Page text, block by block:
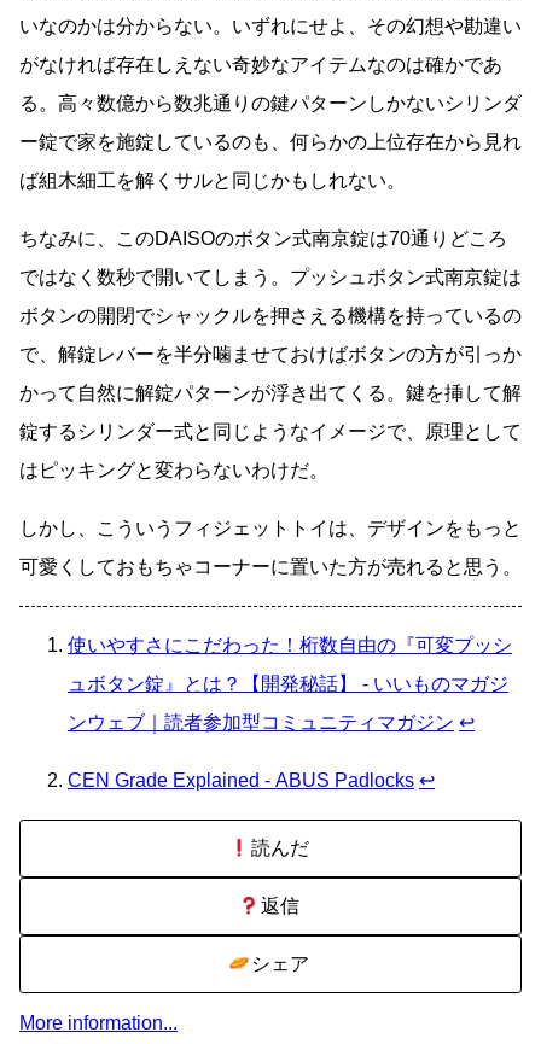
いなのかは分からない。いずれにせよ、その幻想や勘違い
がなければ存在しえない奇妙なアイテムなのは確かであ
る。高々数億から数兆通りの鍵パターンしかないシリンダ
ー錠で家を施錠しているのも、何らかの上位存在から見れ
ば組木細工を解くサルと同じかもしれない。
ちなみに、このDAISOのボタン式南京錠は70通りどころ
ではなく数秒で開いてしまう。プッシュボタン式南京錠は
ボタンの開閉でシャックルを押さえる機構を持っているの
で、解錠レバーを半分噛ませておけばボタンの方が引っか
かって自然に解錠パターンが浮き出てくる。鍵を挿して解
錠するシリンダー式と同じようなイメージで、原理として
はピッキングと変わらないわけだ。
しかし、こういうフィジェットトイは、デザインをもっと
可愛くしておもちゃコーナーに置いた方が売れると思う。
使いやすさにこだわった！桁数自由の『可変プッシ
ュボタン錠』とは？【開発秘話】 - いいものマガジ
ンウェブ｜読者参加型コミュニティマガジン ↩
CEN Grade Explained - ABUS Padlocks ↩
読んだ
返信
シェア
More information...